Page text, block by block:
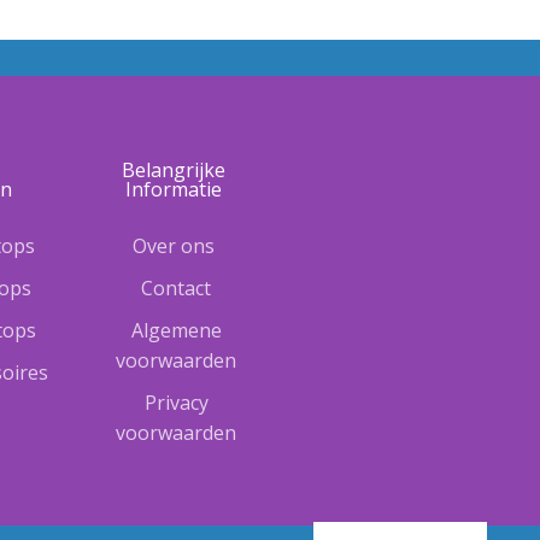
Belangrijke
Informatie
Over ons
Contact
Algemene
voorwaarden
Privacy
voorwaarden